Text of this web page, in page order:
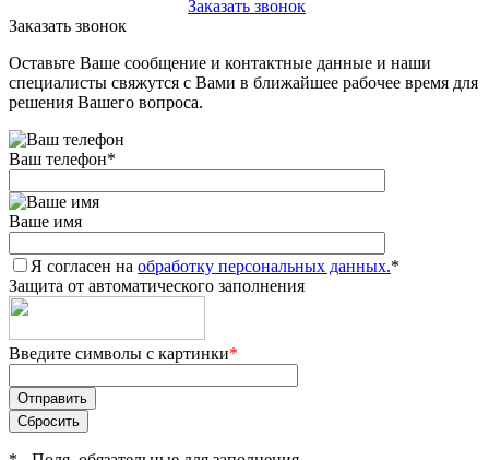
Заказать звонок
Заказать звонок
Оставьте Ваше сообщение и контактные данные и наши
специалисты свяжутся с Вами в ближайшее рабочее время для
решения Вашего вопроса.
Ваш телефон*
Ваше имя
Я согласен на обработку персональных данных.*
Защита от автоматического заполнения
Введите символы с картинки*